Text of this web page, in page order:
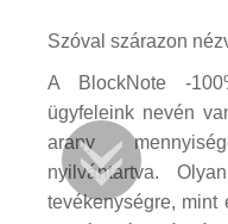
Szóval szárazon
A BlockNote -
ügyfeleink nevén
arany
nyilvántartva.
tevékenységre, mint